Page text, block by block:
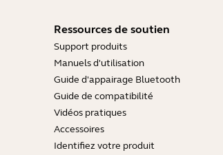
Ressources de soutien
Support produits
Manuels d'utilisation
Guide d'appairage Bluetooth
Guide de compatibilité
Vidéos pratiques
Accessoires
Identifiez votre produit